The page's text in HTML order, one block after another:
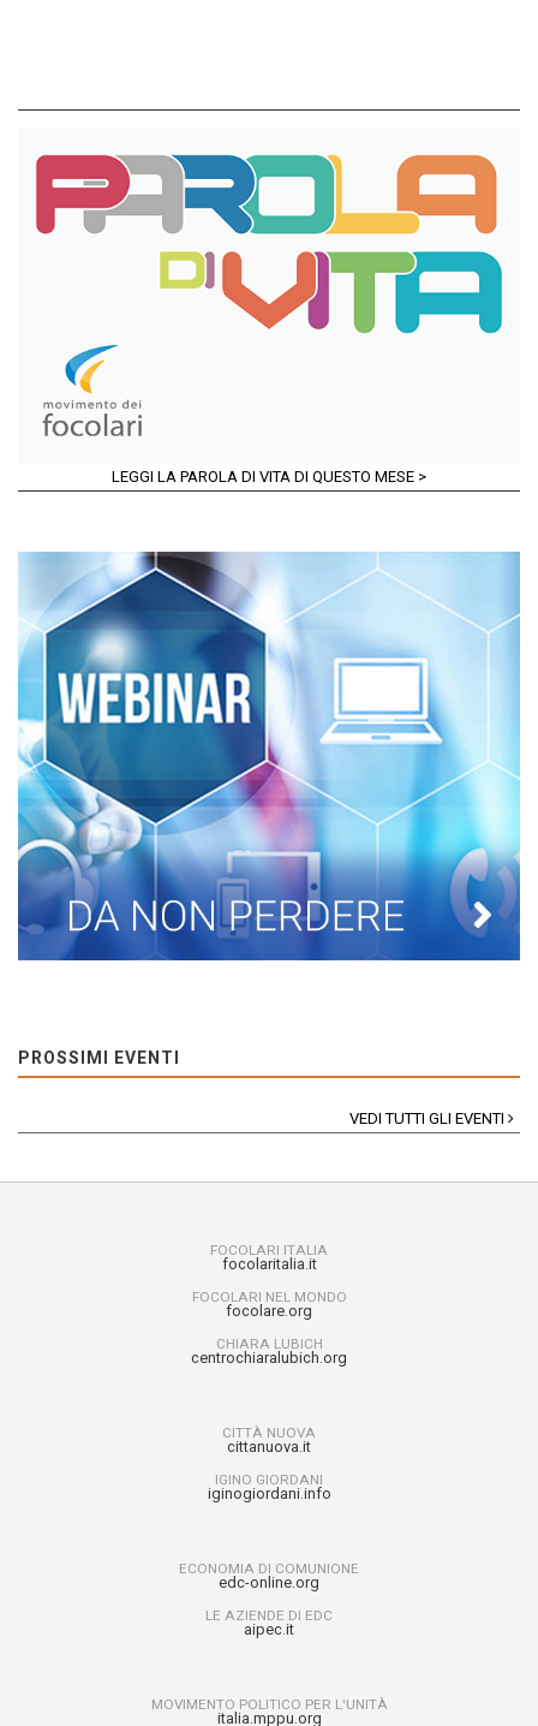
LEGGI LA PAROLA DI VITA DI QUESTO MESE >
PROSSIMI EVENTI
VEDI TUTTI GLI EVENTI
FOCOLARI ITALIA
focolaritalia.it
FOCOLARI NEL MONDO
focolare.org
CHIARA LUBICH
centrochiaralubich.org
CITTÀ NUOVA
cittanuova.it
IGINO GIORDANI
iginogiordani.info
ECONOMIA DI COMUNIONE
edc-online.org
LE AZIENDE DI EDC
aipec.it
MOVIMENTO POLITICO PER L'UNITÀ
italia.mppu.org